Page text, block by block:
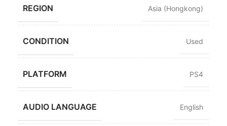
REGION Asia (Hongkong)
CONDITION Used
PLATFORM PS4
AUDIO LANGUAGE English